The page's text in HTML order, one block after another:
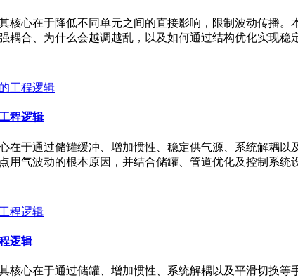
核心在于降低不同单元之间的直接影响，限制波动传播
耦合、为什么会越调越乱，以及如何通过结构优化实现稳
程逻辑
在于通过储罐缓冲、增加惯性、稳定供气源、系统解耦
用气波动的根本原因，并结合储罐、管道优化及控制系统
逻辑
核心在于通过储罐、增加惯性、系统解耦以及平滑切换